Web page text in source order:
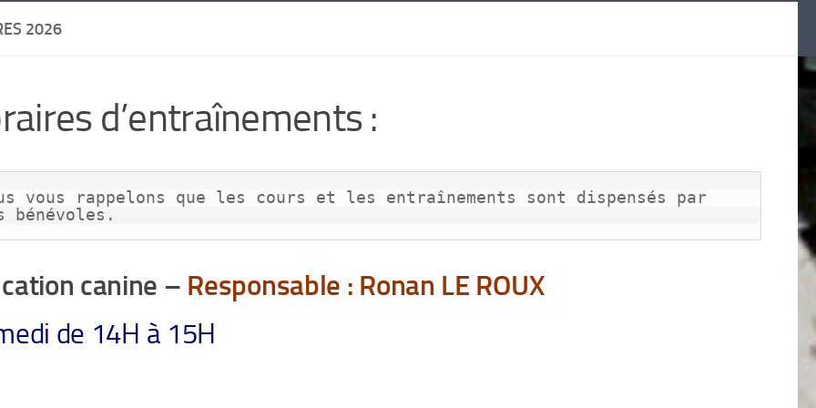
2026
d’entraînements :
vous rappelons que les cours et les entraînements sont dispensés par
bénévoles.
canine – Responsable : Ronan LE ROUX
de 14H à 15H